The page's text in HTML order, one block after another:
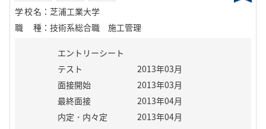
学校名 ： 芝浦工業大学
職種 ： 技術系総合職 施工管理
エントリーシート
テスト
2013年03月
面接開始
2013年03月
最終面接
2013年04月
内定・内々定
2013年04月